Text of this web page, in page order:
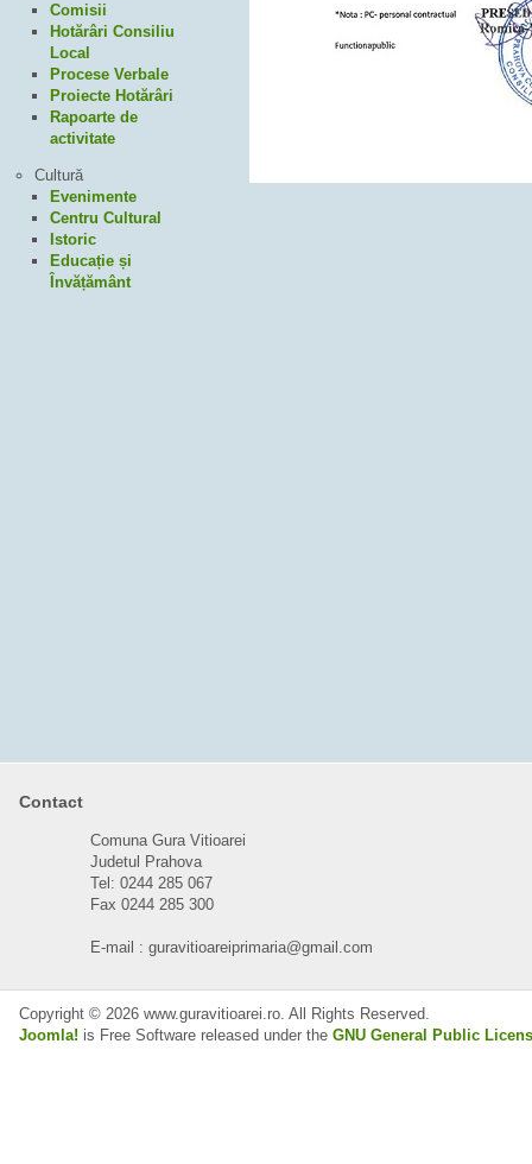
Comisii
Hotărâri Consiliu
Local
Procese Verbale
Proiecte Hotărâri
Rapoarte de
activitate
Cultură
Evenimente
Centru Cultural
Istoric
Educație și
Învățământ
Contact
Comuna Gura Vitioarei
Judetul Prahova
Tel: 0244 285 067
Fax 0244 285 300
E-mail : guravitioareiprimaria@gmail.com
Copyright © 2026 www.guravitioarei.ro. All Rights Reserved.
Joomla! is Free Software released under the GNU General Public